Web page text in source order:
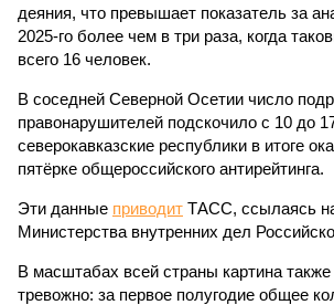
деяния, что превышает показатель за
2025-го более чем в три раза, когда
всего 16 человек.
В соседней Северной Осетии число
правонарушителей подскочило с 10 до
северокавказские республики в итоге
пятёрке общероссийского антирейтинга.
Эти данные приводит ТАСС, ссылаясь
Министерства внутренних дел
В масштабах всей страны картина
тревожно: за первое полугодие общее